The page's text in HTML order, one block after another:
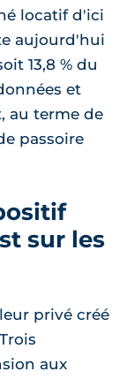
locatif d'ici
aujourd'hui
13,8 % du
et
au terme de
passoire
sur les
privé créé
aux